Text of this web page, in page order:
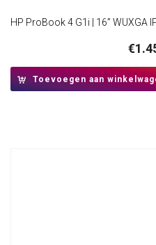
€
Toevoegen aan